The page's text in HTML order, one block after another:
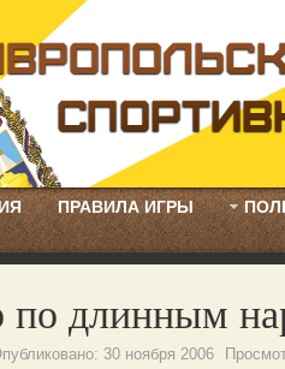
ПРАВИЛА ИГРЫ
по длинным
30 ноября 2006